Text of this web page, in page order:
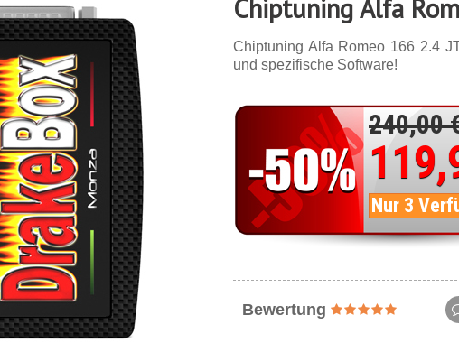
Chiptuning Alfa
Chiptuning Alfa Romeo 166 2.4
und spezifische Software!
240,00
Nur 3
Bewertung